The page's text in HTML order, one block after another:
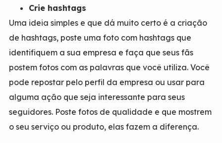
Crie hashtags
Uma ideia simples e que dá muito certo é a criação
de hashtags, poste uma foto com hashtags que
identifiquem a sua empresa e faça que seus fãs
postem fotos com as palavras que você utiliza. Você
pode repostar pelo perfil da empresa ou usar para
alguma ação que seja interessante para seus
seguidores. Poste fotos de qualidade e que mostrem
o seu serviço ou produto, elas fazem a diferença.